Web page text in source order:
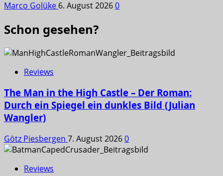
Marco Golüke 6. August 20260
Schon gesehen?
Reviews
The Man in the High Castle – Der Roman:
Durch ein Spiegel ein dunkles Bild (Julian
Wangler)
Götz Piesbergen 7. August 20260
Reviews